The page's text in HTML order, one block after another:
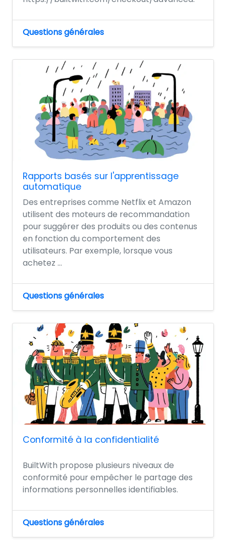
Questions générales
Rapports basés sur l'apprentissage
automatique
Des entreprises comme Netflix et Amazon
utilisent des moteurs de recommandation
pour suggérer des produits ou des contenus
en fonction du comportement des
utilisateurs. Par exemple, lorsque vous
achetez ...
Questions générales
Conformité à la confidentialité
BuiltWith propose plusieurs niveaux de
conformité pour empêcher le partage des
informations personnelles identifiables.
Questions générales